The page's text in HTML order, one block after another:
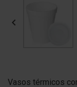

Vasos térmicos